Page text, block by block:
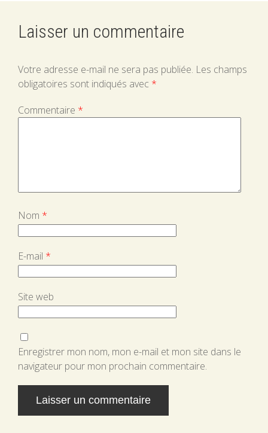
Laisser un commentaire
Votre adresse e-mail ne sera pas publiée. Les champs
obligatoires sont indiqués avec *
Commentaire *
Nom *
E-mail *
Site web
Enregistrer mon nom, mon e-mail et mon site dans le
navigateur pour mon prochain commentaire.